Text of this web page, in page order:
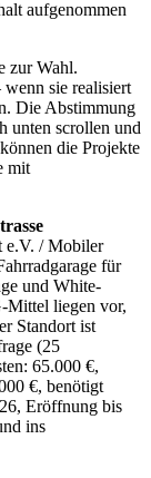
aufgenommen
zur Wahl.
sie realisiert
Die Abstimmung
unten scrollen und
die Projekte
mit
e.V. / Mobiler
für
und White-
Mittel liegen vor,
Standort ist
(25
65.000 €,
€, benötigt
Eröffnung bis
ins